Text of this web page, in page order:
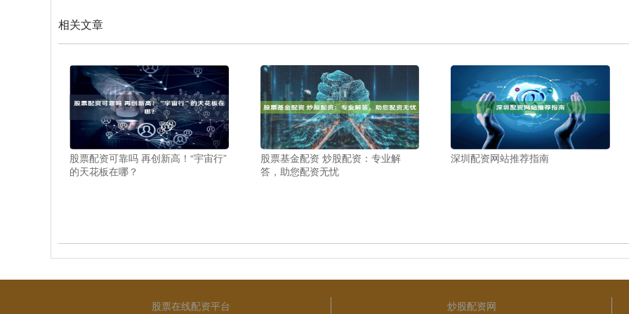
相关文章
股票配资可靠吗 再创新高！“宇宙行”
的天花板在哪？
股票基金配资 炒股配资：专业解
答，助您配资无忧
深圳配资网站推荐指南
股票在线配资平台 炒股配资网